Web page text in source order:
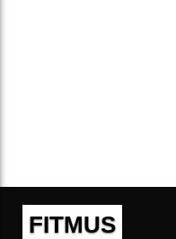
FITMUS